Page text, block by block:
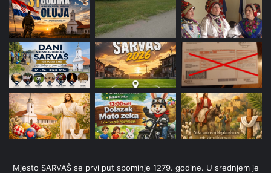
Mjesto SARVAŠ se prvi put spominje 1279. godine. U srednjem je